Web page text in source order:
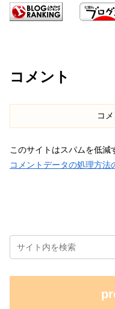
コメント
コ
このサイトはスパムを低減
コメントデータの処理方